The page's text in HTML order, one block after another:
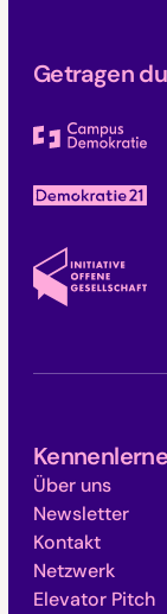
Getragen
Über uns
Newsletter
Kontakt
Netzwerk
Elevator Pitch